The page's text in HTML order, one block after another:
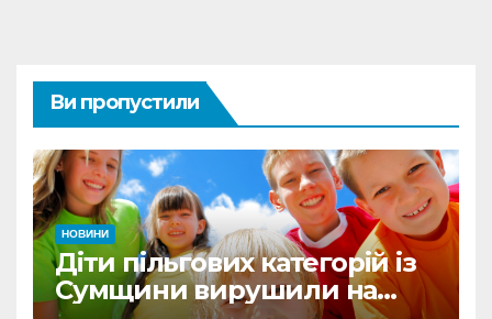
Ви пропустили
НОВИНИ
Діти пільгових категорій із
Сумщини вирушили на